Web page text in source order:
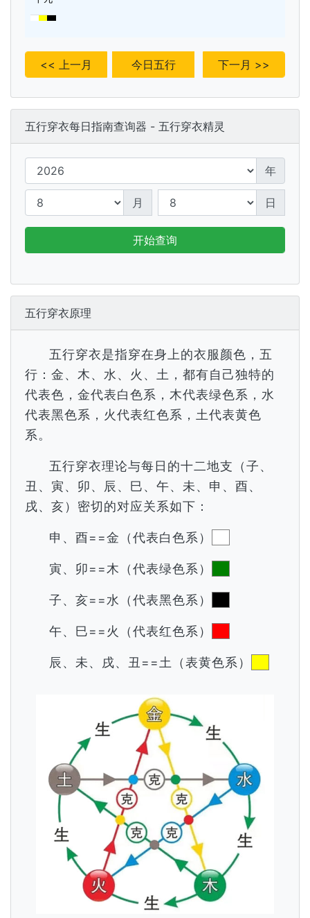
<< 上一月 今日五行 下一月 >>
五行穿衣每日指南查询器 - 五行穿衣精灵
年
月 日
开始查询
五行穿衣原理
五行穿衣是指穿在身上的衣服颜色，五
行：金、木、水、火、土，都有自己独特的
代表色，金代表白色系，木代表绿色系，水
代表黑色系，火代表红色系，土代表黄色
系。
五行穿衣理论与每日的十二地支（子、
丑、寅、卯、辰、巳、午、未、申、酉、
戌、亥）密切的对应关系如下：
申、酉==金（代表白色系）
寅、卯==木（代表绿色系）
子、亥==水（代表黑色系）
午、巳==火（代表红色系）
辰、未、戌、丑==土（表黄色系）